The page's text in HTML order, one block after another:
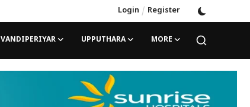
Login / Register
VANDIPERIYAR UPPUTHARA MORE